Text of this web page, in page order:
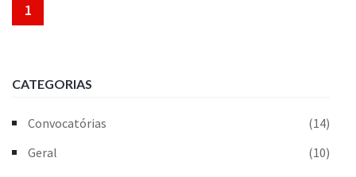
1
CATEGORIAS
Convocatórias
(14)
Geral
(10)